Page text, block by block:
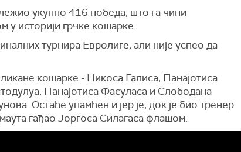
укупно 416 победа, што га чини
у историји грчке кошарке.
турнира Евролиге, али није успео да
кошарке - Никоса Галиса, Панајотиса
Панајотиса Фасуласа и Слободана
Остаће упамћен и јер је, док је био тренер
гађао Јоргоса Силагаса флашом.